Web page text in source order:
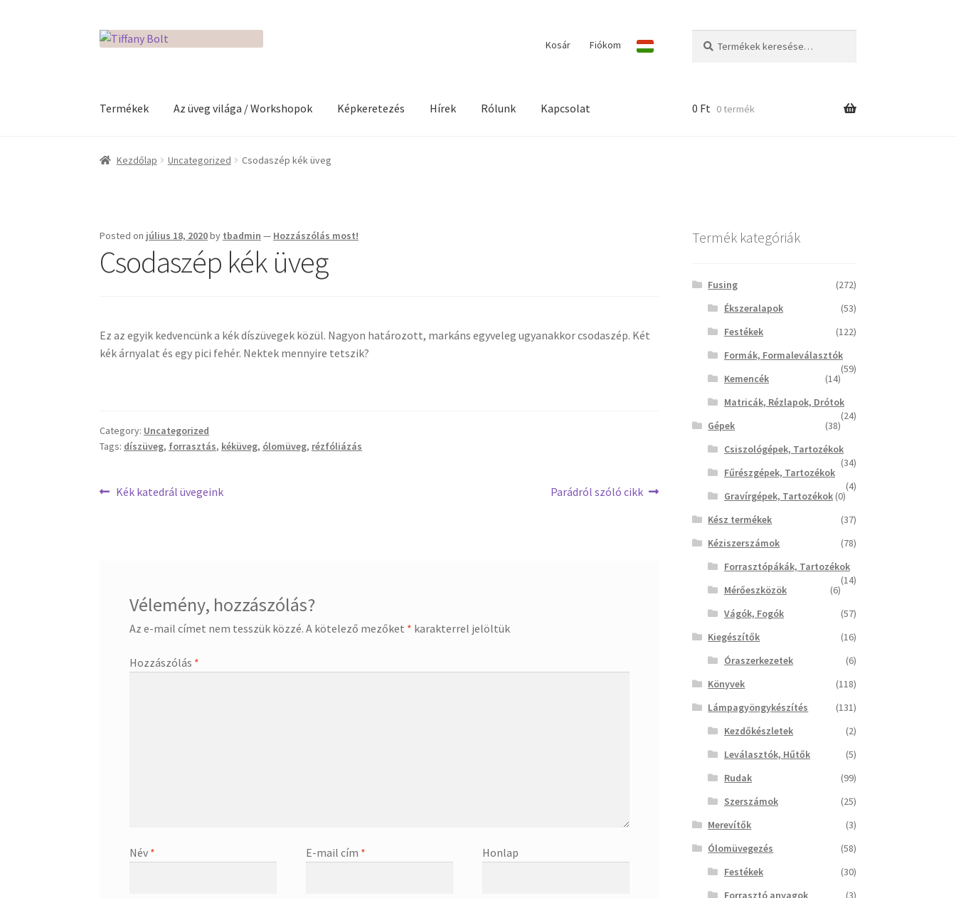
Ugrás
Kilépés
Kosár Fiókom
Termékek Az üveg világa / Workshopok Képkeretezés Hírek Rólunk Kapcsolat
Kezdőlap Adatkezelési tájékoztató Az üveg világa / Workshopok
0 Ft 0 termék
Kezdőlap Uncategorized Csodaszép kék üveg
Posted on július 18, 2020by tbadmin — Hozzászólás most!
Csodaszép kék üveg
Ez az egyik kedvencünk a kék díszüvegek közül. Nagyon határozott, markáns egyveleg ugyanakkor csodaszép. Két
kék árnyalat és egy pici fehér. Nektek mennyire tetszik?
Category: Uncategorized
Tags: díszüveg, forrasztás, kéküveg, ólomüveg, rézfóliázás
Bejegyzés
Previous
Kék katedrál üvegeink
Next
Parádról szóló cikk
Vélemény, hozzászólás?
Az e-mail címet nem tesszük közzé. A kötelező mezőket * karakterrel jelöltük
Hozzászólás *
Név * E-mail cím * Honlap
Termék kategóriák
Fusing
(272)
Ékszeralapok
(53)
Festékek
(122)
Formák, Formaleválasztók
(59)
Kemencék
(14)
Matricák, Rézlapok, Drótok
(24)
Gépek
(38)
Csiszológépek, Tartozékok
(34)
Fűrészgépek, Tartozékok
(4)
Gravírgépek, Tartozékok (0)
Kész termékek
(37)
Kéziszerszámok
(78)
Forrasztópákák, Tartozékok
(14)
Mérőeszközök
(6)
Vágók, Fogók
(57)
Kiegészítők
(16)
Óraszerkezetek
(6)
Könyvek
(118)
Lámpagyöngykészítés
(131)
Kezdőkészletek
(2)
Leválasztók, Hűtők
(5)
Rudak
(99)
Szerszámok
(25)
Merevítők
(3)
Ólomüvegezés
(58)
Festékek
(30)
Forrasztó anyagok
(3)